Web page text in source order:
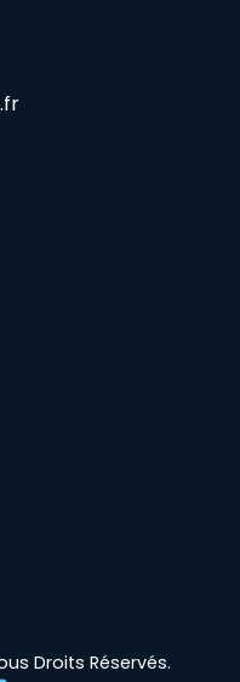
Droits Réservés.